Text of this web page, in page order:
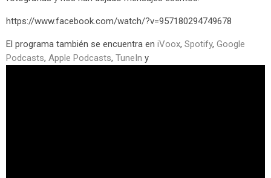
https://www.facebook.com/watch/?v=957180294749678
El programa también se encuentra en iVoox, Spotify, Google
Podcasts, Apple Podcasts, TuneIn y